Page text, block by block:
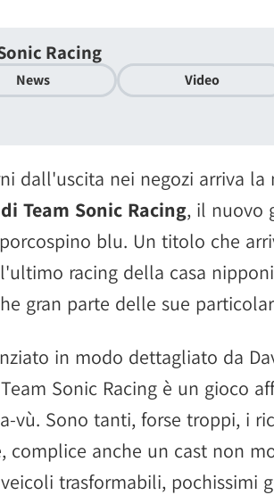
Racing
News Video
dall'uscita nei negozi arriva la
Team Sonic Racing, il nuovo
blu. Un titolo che
racing della casa
gran parte delle sue
in modo dettagliato da
Sonic Racing è un gioco
vù. Sono tanti, forse troppi, i
complice anche un cast non
trasformabili, pochissimi